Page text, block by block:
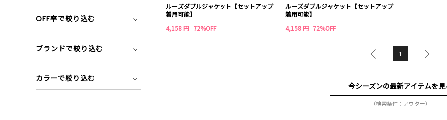
ルーズダブルジャケット【セットアップ
着用可能】
4,158 円 72%OFF
ルーズダブルジャケット【セットアップ
着用可能】
4,158 円 72%OFF
1
今シーズンの最新アイテムを見
（検索条件：アウター）
OFF率で絞り込む
ブランドで絞り込む
カラーで絞り込む